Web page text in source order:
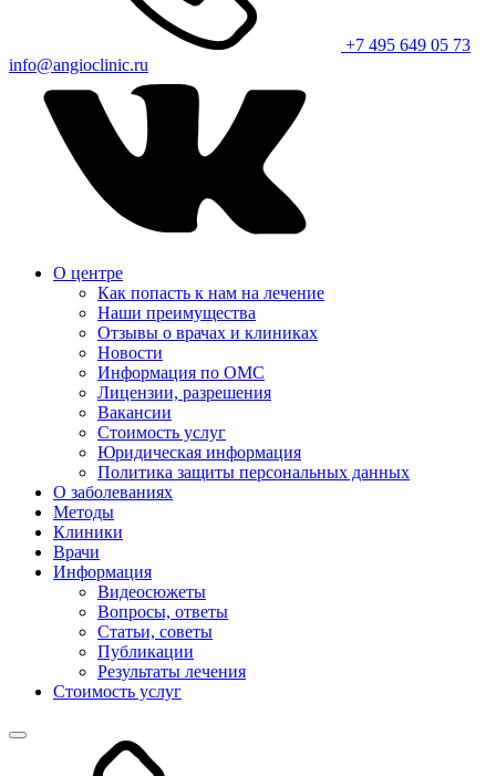
+7 495 649 05 73
info@angioclinic.ru
О центре
Как попасть к нам на лечение
Наши преимущества
Отзывы о врачах и клиниках
Новости
Информация по ОМС
Лицензии, разрешения
Вакансии
Стоимость услуг
Юридическая информация
Политика защиты персональных данных
О заболеваниях
Методы
Клиники
Врачи
Информация
Видеосюжеты
Вопросы, ответы
Статьи, советы
Публикации
Результаты лечения
Стоимость услуг